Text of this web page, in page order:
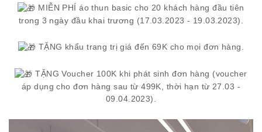
MIỄN PHÍ áo thun basic cho 20 khách hàng đầu tiên
trong 3 ngày đầu khai trương (17.03.2023 - 19.03.2023).
TẶNG khẩu trang trị giá đến 69K cho mọi đơn hàng.
TẶNG Voucher 100K khi phát sinh đơn hàng (voucher
áp dụng cho đơn hàng sau từ 499K, thời hạn từ 27.03 -
09.04.2023).